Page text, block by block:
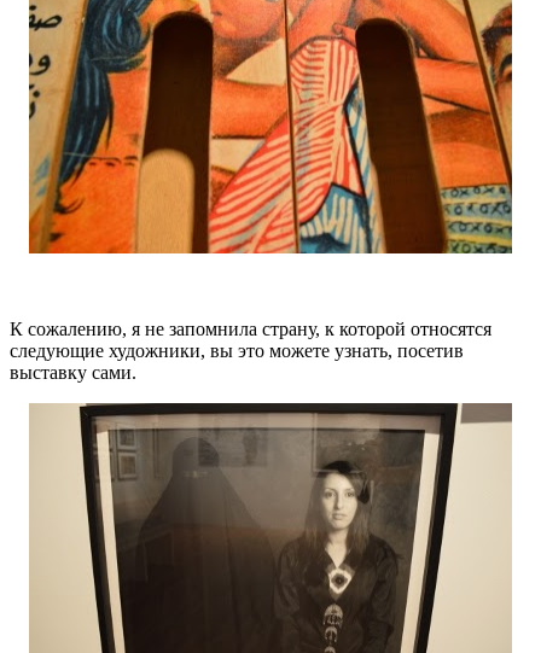
К сожалению, я не запомнила страну, к которой относятся
следующие художники, вы это можете узнать, посетив
выставку сами.